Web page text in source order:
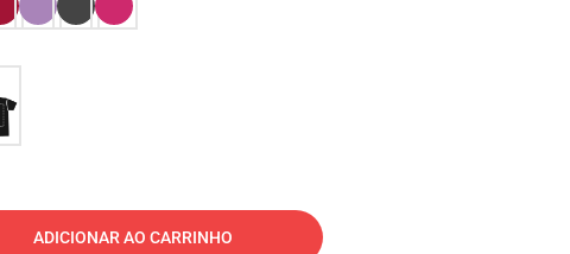
ADICIONAR AO CARRINHO